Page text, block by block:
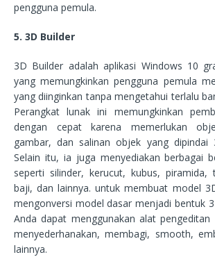
pengguna pemula.
5. 3D Builder
3D Builder adalah aplikasi Windows 10
yang memungkinkan pengguna pemula
yang diinginkan tanpa mengetahui terlalu
Perangkat lunak ini memungkinkan
dengan cepat karena memerlukan
gambar, dan salinan objek yang dipindai
Selain itu, ia juga menyediakan berbagai
seperti silinder, kerucut, kubus, piramida,
baji, dan lainnya. untuk membuat model
mengonversi model dasar menjadi bentuk
Anda dapat menggunakan alat pengeditan
menyederhanakan, membagi, smooth,
lainnya.